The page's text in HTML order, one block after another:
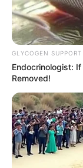
GLYCOGEN SUPPORT
Endocrinologist:
Removed!